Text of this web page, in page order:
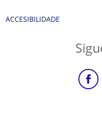
ACCESIBILIDADE